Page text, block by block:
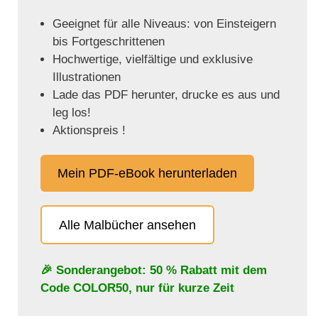
Geeignet für alle Niveaus: von Einsteigern
bis Fortgeschrittenen
Hochwertige, vielfältige und exklusive
Illustrationen
Lade das PDF herunter, drucke es aus und
leg los!
Aktionspreis !
Mein PDF-eBook herunterladen
Alle Malbücher ansehen
🎉 Sonderangebot: 50 % Rabatt mit dem
Code COLOR50, nur für kurze Zeit